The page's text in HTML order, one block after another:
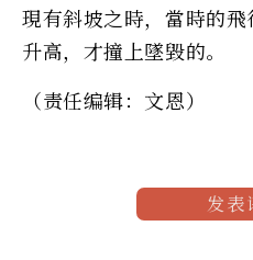
現有斜坡之時，當時的
升高，才撞上墜毀的。
（责任编辑：文恩）
发表